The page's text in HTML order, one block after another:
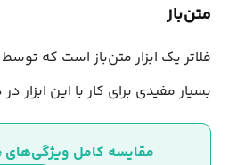
متن‌باز
فلاتر یک ابزار متن‌باز است که
بسیار مفیدی برای کار با این
مقایسه کامل ویژگی‌های React Native و Flutter را در مقاله زیر بخوانید.